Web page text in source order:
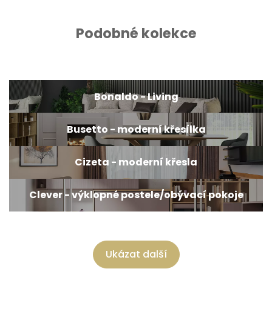
Podobné kolekce
Bonaldo - Living
Busetto - moderní křesílka
Cizeta - moderní křesla
Clever - výklopné postele/obývací pokoje
Ukázat další